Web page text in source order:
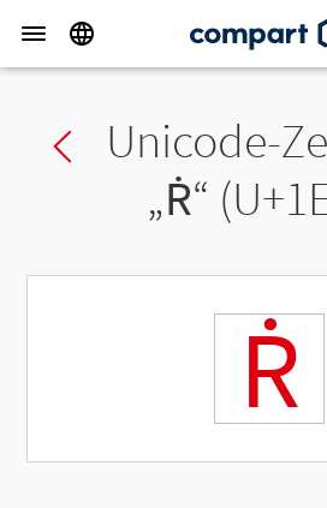
Previous char
Unicode-
„Ṙ“
Ṙ